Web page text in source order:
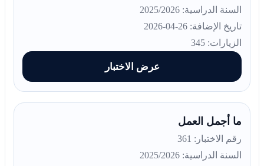
السنة الدراسية: 2025/2026
تاريخ الإضافة: 26-04-2026
الزيارات: 345
عرض الاختبار
ما أجمل العمل
رقم الاختبار: 361
السنة الدراسية: 2025/2026